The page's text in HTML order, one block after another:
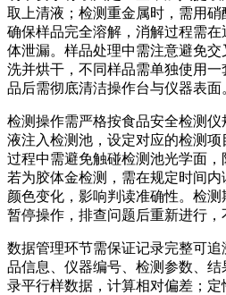
取上清液；检测重金属时，需用硝
确保样品完全溶解，消解过程需
体泄漏。样品处理中需注意避免
洗并烘干，不同样品需单独使用
品后需彻底清洁操作台与仪器表面
检测操作需严格按食品安全检测
液注入检测池，设定对应的检测项
过程中需避免触碰检测池光学面，
若为胶体金检测，需在规定时间
颜色变化，影响判读准确性。检
暂停操作，排查问题后重新进行，
数据管理环节需保证记录完整可
品信息、仪器编号、检测参数、
录平行样数据，计算相对偏差；定